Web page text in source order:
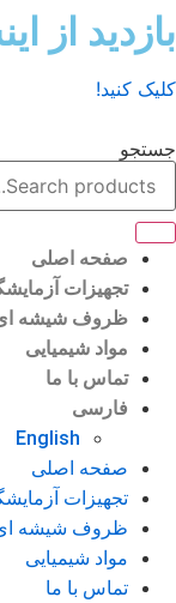
از
کنید!
صفحه اصلی
تجهیزات
ظروف شیشه ای
مواد شیمیایی
تماس با ما
فارسی
English
صفحه اصلی
تجهیزات
ظروف شیشه ای
مواد شیمیایی
تماس با ما